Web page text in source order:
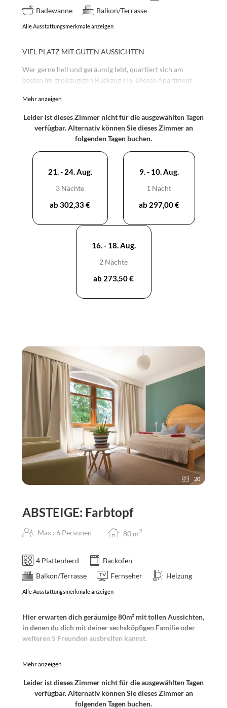
Badewanne
Balkon/Terrasse
Alle Ausstattungsmerkmale anzeigen
VIEL PLATZ MIT GUTEN AUSSICHTEN
Wer gerne hell und geräumig lebt, quartiert sich am
besten im großzügigen Rückzug ein. Dieses Apartment
herrlichem Ausblick. Einmal Richtung Norden auf Garten
Nachbarschaft.
Hier erwarten dich eine großzügige Wohnküche und zwei
Schlafzimmer. Das gemütliche Doppel-Boxspringbett
können wir für dich auf Wunsch auch in zwei Einzelbetten
umwandeln. Im Sofa versteckt sich eine bequeme
für 6 buchst.
Mehr anzeigen
Leider ist dieses Zimmer nicht für die ausgewählten Tagen
verfügbar. Alternativ können Sie dieses Zimmer an
folgenden Tagen buchen.
21. - 24. Aug.
3 Nächte
ab 302,33 €
9. - 10. Aug.
1 Nacht
ab 297,00 €
16. - 18. Aug.
2 Nächte
ab 273,50 €
20
ABSTEIGE: Farbtopf
Max.: 6 Personen 80 m2
4 Plattenherd
Backofen
Balkon/Terrasse
Fernseher Heizung
Alle Ausstattungsmerkmale anzeigen
Hier erwarten dich geräumige 80m² mit tollen Aussichten,
in denen du dich mit deiner sechsköpfigen Familie oder
weiteren 5 Freunden ausbreiten kannst.
für bis zu 7 Personen. Die Vollholzmöbel wurden im
ganze Wohnung. Hier könnt ihr euch ein zünftiges
Abendessen kochen, im Wohnzimmer chillen und am
Mehr anzeigen
Leider ist dieses Zimmer nicht für die ausgewählten Tagen
verfügbar. Alternativ können Sie dieses Zimmer an
folgenden Tagen buchen.